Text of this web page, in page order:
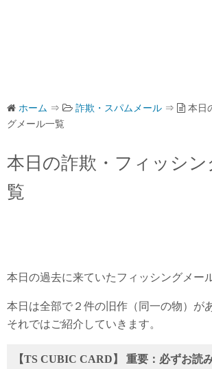
ホーム ⇒ 詐欺・スパムメール ⇒
本日
グメール一覧
本日の詐欺・フィッシ
覧
本日の過去に来ていたフィッシングメー
本日は全部で２件の旧作（同一の物）が
それではご紹介していきます。
【TS CUBIC CARD】 重要：必ずお読